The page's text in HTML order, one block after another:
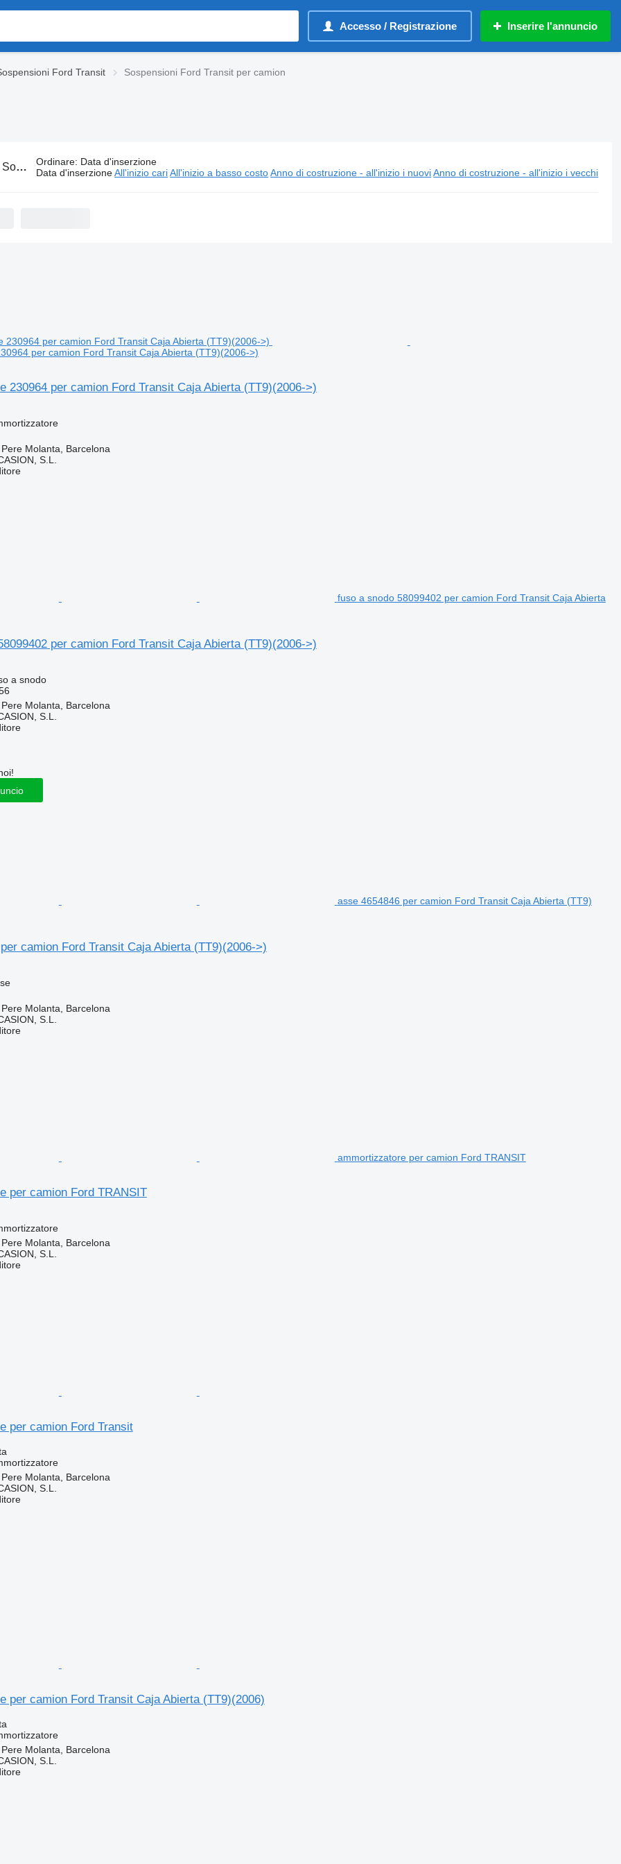
Accesso / Registrazione Inserire l'annuncio
Ford Transit Sospensioni Ford Transit per camion
Sospensioni Ford Transit per camion Ordinare: Data d'inserzione
Data d'inserzione All'inizio cari All'inizio a basso costo Anno di costruzione - all'inizio i nuovi Anno di costruzione - all'inizio i vecchi
per camion Ford Transit Caja Abierta (TT9)(2006->)
230964 per camion Ford Transit Caja Abierta (TT9)(2006->)
Molanta, Barcelona
S.L.
fuso a snodo 58099402 per camion Ford Transit Caja Abierta
per camion Ford Transit Caja Abierta (TT9)(2006->)
a snodo
Molanta, Barcelona
S.L.
asse 4654846 per camion Ford Transit Caja Abierta (TT9)
camion Ford Transit Caja Abierta (TT9)(2006->)
Molanta, Barcelona
S.L.
ammortizzatore per camion Ford TRANSIT
per camion Ford TRANSIT
Molanta, Barcelona
S.L.
per camion Ford Transit
Molanta, Barcelona
S.L.
per camion Ford Transit Caja Abierta (TT9)(2006)
Molanta, Barcelona
S.L.